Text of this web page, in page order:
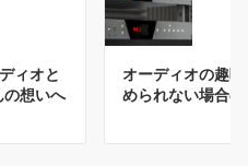
ィオと
の想いへ
オーディオの趣
められない場合